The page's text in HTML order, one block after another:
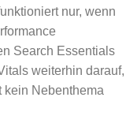
nur, wenn
Search Essentials
weiterhin darauf,
kein Nebenthema